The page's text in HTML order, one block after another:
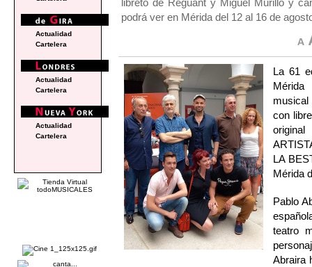
libreto de Reguant y Miguel Murillo y
podrá ver en Mérida del 12 al 16 de
La 61
Mérida
musical
con
LA
Mérida
Pablo
teatro
Abraira
Actualidad
Cartelera
Actualidad
Cartelera
Actualidad
Cartelera